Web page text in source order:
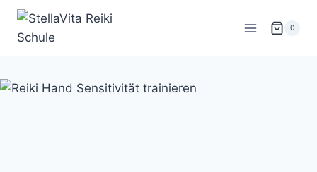
Zum
springen
0